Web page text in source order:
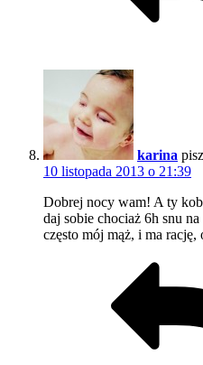
karina
10 listopada 2013 o 21:39
Dobrej nocy wam! A ty
daj sobie chociaż 6h snu
często mój mąż, i ma